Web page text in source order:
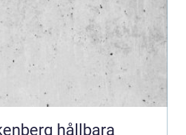
hållbara